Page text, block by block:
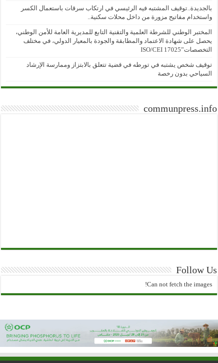
بالجديدة..توقيف المشتبه فيه الرئيسي في ارتكاب سرقات باستعمال الكسر
واستخدام مفاتيح مزورة من داخل محلات سكنية..
المختبر الوطني للشرطة العلمية والتقنية التابع للمديرية العامة للأمن الوطني،
يحصل على شهادة الاعتماد والمطابقة والجودة بالمعيار الدولي، في مختلف
التخصصات”ISO/CEI 17025
توقيف شخص يشتبه في تورطه في قضية تتعلق بالابتزاز وممارسة الإرشاد
السياحي بدون رخصة
communpress.info
Follow Us
Can not fetch the images!